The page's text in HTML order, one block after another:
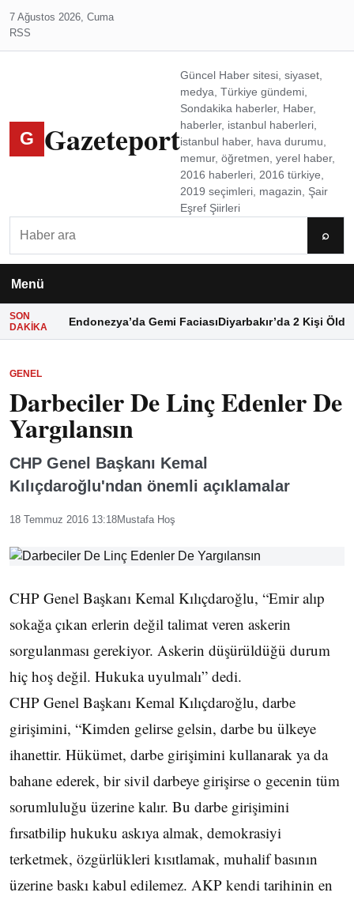
7 Ağustos 2026, Cuma
RSS
G Gazeteport
Güncel Haber sitesi, siyaset,
medya, Türkiye gündemi,
Sondakika haberler, Haber,
haberler, istanbul haberleri,
istanbul haber, hava durumu,
memur, öğretmen, yerel haber,
2016 haberleri, 2016 türkiye,
2019 seçimleri, magazin, Şair
Eşref Şiirleri
⌕
Menü
SON
DAKIKA
Endonezya’da Gemi FaciasıDiyarbakır’da 2 Kişi Öldü
GENEL
Darbeciler De Linç Edenler De
Yargılansın
CHP Genel Başkanı Kemal
Kılıçdaroğlu'ndan önemli açıklamalar
18 Temmuz 2016 13:18Mustafa Hoş
CHP Genel Başkanı Kemal Kılıçdaroğlu, “Emir alıp
sokağa çıkan erlerin değil talimat veren askerin
sorgulanması gerekiyor. Askerin düşürüldüğü durum
hiç hoş değil. Hukuka uyulmalı” dedi.
CHP Genel Başkanı Kemal Kılıçdaroğlu, darbe
girişimini, “Kimden gelirse gelsin, darbe bu ülkeye
ihanettir. Hükümet, darbe girişimini kullanarak ya da
bahane ederek, bir sivil darbeye girişirse o gecenin tüm
sorumluluğu üzerine kalır. Bu darbe girişimini
fırsatbilip hukuku askıya almak, demokrasiyi
terketmek, özgürlükleri kısıtlamak, muhalif basının
üzerine baskı kabul edilemez. AKP kendi tarihinin en